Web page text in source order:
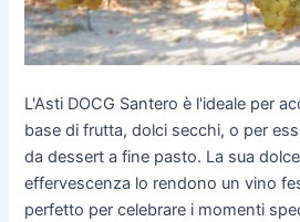
L'Asti DOCG Santero è l'ideale per
base di frutta, dolci secchi, o per
da dessert a fine pasto. La sua
effervescenza lo rendono un vino
perfetto per celebrare i momenti